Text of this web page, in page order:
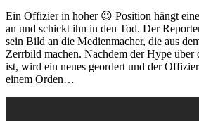
Ein Offizier in hoher 😉 Position hängt
an und schickt ihn in den Tod. Der
sein Bild an die Medienmacher, die aus
Zerrbild machen. Nachdem der Hype über
ist, wird ein neues geordert und der
einem Orden…